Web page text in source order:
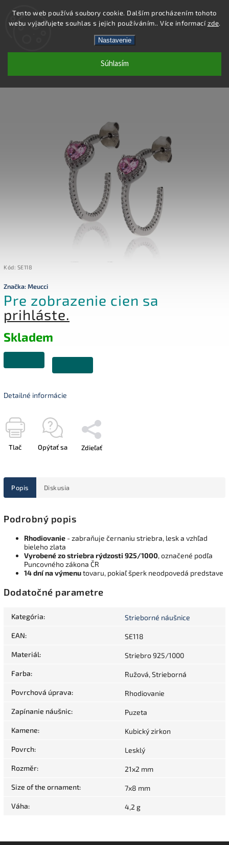
Tento web používá soubory cookie. Dalším procházením tohoto
webu vyjadřujete souhlas s jejich používáním.. Více informacízde.
Nastavenie
Súhlasím
Hľadať
SE118 - NÁUŠNICE AG 925/1000
Kód: SE118
Značka:Meucci
Pre zobrazenie cien sa
prihláste.
Skladem
Detailné informácie
Tlač Opýtať sa Zdieľať
Popis Diskusia
Podrobný popis
Rhodiovanie - zabraňuje černaniu striebra, lesk a vzhľad
bieleho zlata
Vyrobené zo striebra rýdzosti 925/1000, označené podľa
Puncovného zákona ČR
14 dní na výmenutovaru, pokiaľ šperk neodpovedá predstave
Dodatočné parametre
Kategória: Strieborné náušnice
EAN: SE118
Materiál: Striebro 925/1000
Farba: Ružová, Strieborná
Povrchová úprava: Rhodiovanie
Zapínanie náušnic: Puzeta
Kamene: Kubický zirkon
Povrch: Lesklý
Rozměr: 21x2 mm
Size of the ornament: 7x8 mm
Váha: 4,2 g